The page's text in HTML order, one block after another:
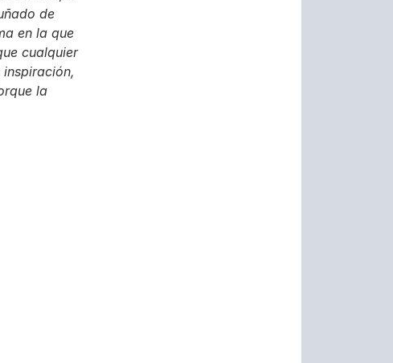
de
en la que
cualquier
la